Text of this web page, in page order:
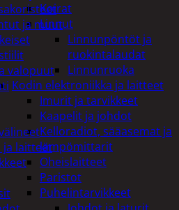
Koirat
Linnut
Linnunpöntöt ja
ruokintalaudat
Linnunruoka
Kodin elektroniikka ja laitteet
Imurit ja tarvikkeet
Kaapelit ja johdot
Kelloradiot, sääasemat ja
lämpömittarit
Oheislaitteet
Paristot
Puhelintarvikkeet
ja muut
valopuut
ja laitteet